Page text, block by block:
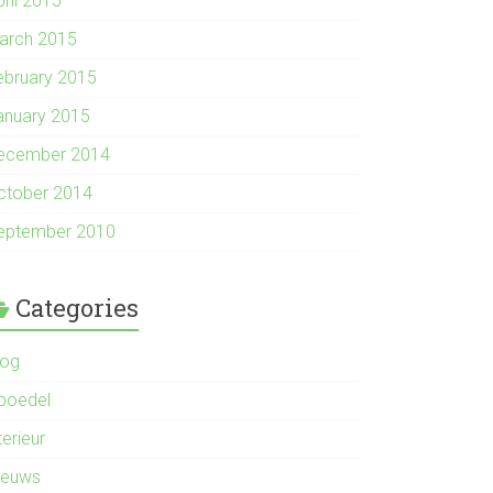
2015
2015
2015
2014
2014
2010
Categories